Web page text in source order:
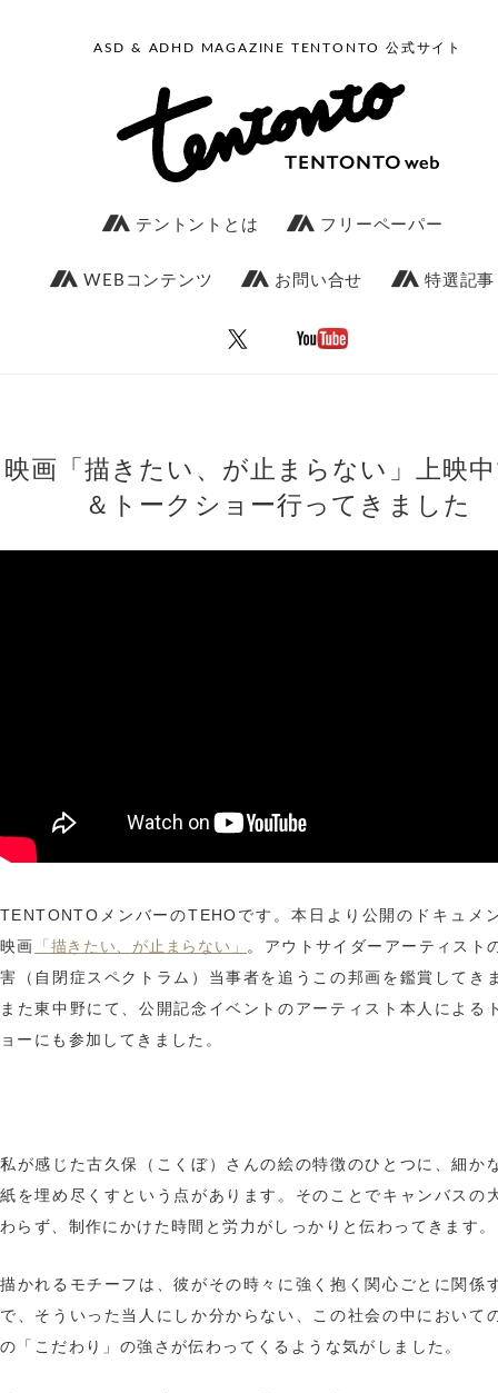
ASD & ADHD MAGAZINE TENTONTO 公式サイト
テントントとは フリーペーパー
WEBコンテンツ お問い合せ 特選記事
映画「描きたい、が止まらない」上映
＆トークショー行ってきました
TENTONTOメンバーのTEHOです。本日より公開のドキュメ
映画
「描きたい、が止まらない」
。アウトサイダーアーティスト
害（自閉症スペクトラム）当事者を追うこの邦画を鑑賞してき
また東中野にて、公開記念イベントのアーティスト本人による
ョーにも参加してきました。
私が感じた古久保（こくぼ）さんの絵の特徴のひとつに、細か
紙を埋め尽くすという点があります。そのことでキャンバスの
わらず、制作にかけた時間と労力がしっかりと伝わってきます。
描かれるモチーフは、彼がその時々に強く抱く関心ごとに関係
で、そういった当人にしか分からない、この社会の中において
の「こだわり」の強さが伝わってくるような気がしました。